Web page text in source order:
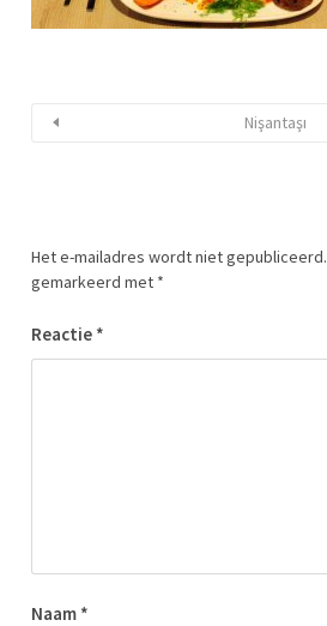
Nişantaşı
Het e-mailadres wordt niet gepubliceerd.
gemarkeerd met *
Reactie *
Naam *